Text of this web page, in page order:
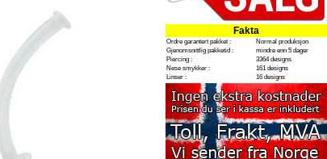
Fakta
Ordre garantert pakket :
Normal produksjon
Gjenomsnittlig pakketid :
mindre enn 5 dager
Piercing :
3364 designs
Nese smykker :
161 designs
Linser :
16 designs